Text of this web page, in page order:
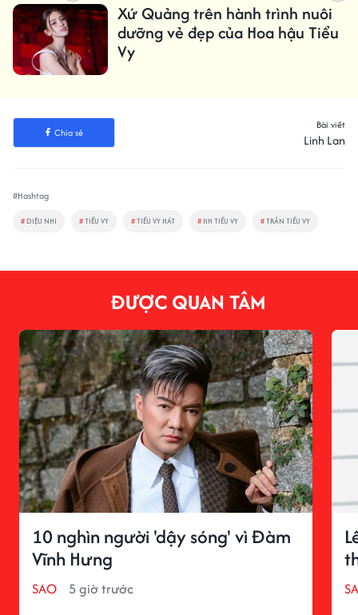
Xứ Quảng trên hành trình nuôi
dưỡng vẻ đẹp của Hoa hậu Tiểu
Vy
Chia sẻ
Bài viết
Linh Lan
#Hashtag
# DIỆU NHI #TIỂU VY #TIỂU VY HÁT # HH TIỂU VY #TRẦN TIỂU VY
ĐƯỢC QUAN TÂM
10 nghìn người 'dậy sóng' vì Đàm
Vĩnh Hưng
SAO 5 giờ trước